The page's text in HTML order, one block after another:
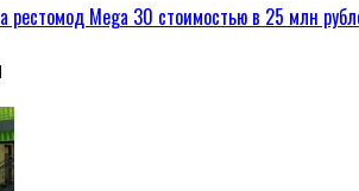
рестомод Mega 30 стоимостью в 25 млн